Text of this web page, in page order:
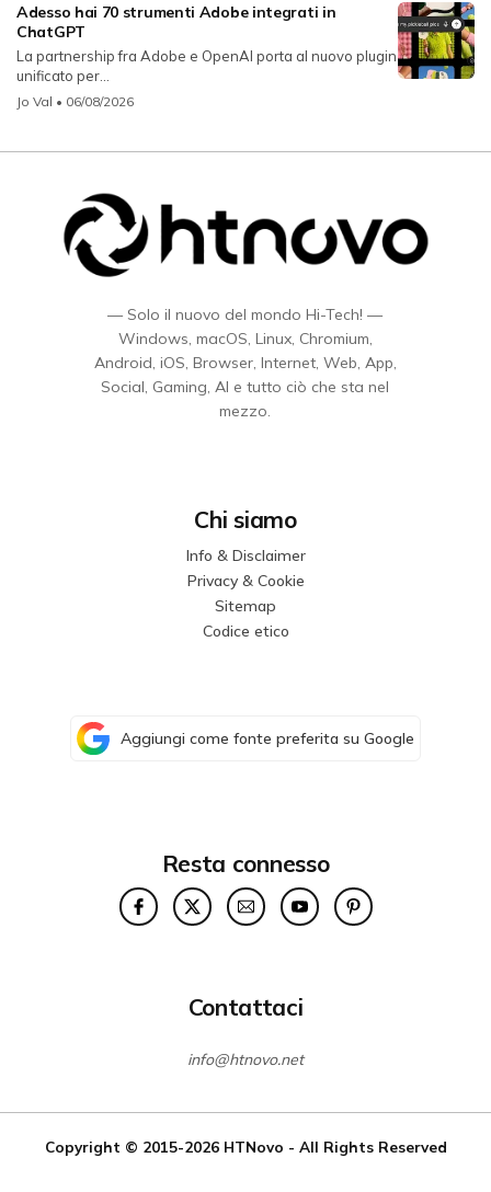
Adesso hai 70 strumenti Adobe integrati in
ChatGPT
La partnership fra Adobe e OpenAI porta al nuovo plugin
unificato per...
Jo Val • 06/08/2026
— Solo il nuovo del mondo Hi-Tech! —
Windows, macOS, Linux, Chromium,
Android, iOS, Browser, Internet, Web, App,
Social, Gaming, AI e tutto ciò che sta nel
mezzo.
Chi siamo
Info & Disclaimer
Privacy & Cookie
Sitemap
Codice etico
Aggiungi come fonte preferita su Google
Resta connesso
Contattaci
info@htnovo.net
Copyright © 2015-2026 HTNovo - All Rights Reserved